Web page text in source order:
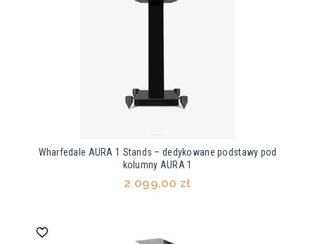
Wharfedale AURA 1 Stands – dedykowane podstawy pod
kolumny AURA 1
2 099,00 zł